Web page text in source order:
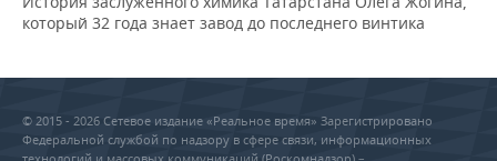
который 32 года знает завод до последнего винтика
© 2015 - 2026 Сетевое издание «Реальное время» Зарегистрировано
Федеральной службой по надзору в сфере связи, информационных